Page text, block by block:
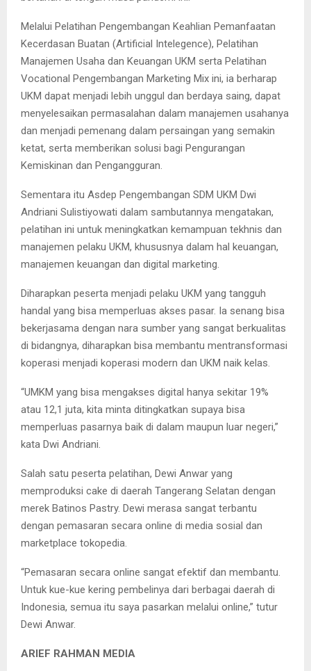
Melalui Pelatihan Pengembangan Keahlian Pemanfaatan
Kecerdasan Buatan (Artificial Intelegence), Pelatihan
Manajemen Usaha dan Keuangan UKM serta Pelatihan
Vocational Pengembangan Marketing Mix ini, ia berharap
UKM dapat menjadi lebih unggul dan berdaya saing, dapat
menyelesaikan permasalahan dalam manajemen usahanya
dan menjadi pemenang dalam persaingan yang semakin
ketat, serta memberikan solusi bagi Pengurangan
Kemiskinan dan Pengangguran.
Sementara itu Asdep Pengembangan SDM UKM Dwi
Andriani Sulistiyowati dalam sambutannya mengatakan,
pelatihan ini untuk meningkatkan kemampuan tekhnis dan
manajemen pelaku UKM, khususnya dalam hal keuangan,
manajemen keuangan dan digital marketing.
Diharapkan peserta menjadi pelaku UKM yang tangguh
handal yang bisa memperluas akses pasar. Ia senang bisa
bekerjasama dengan nara sumber yang sangat berkualitas
di bidangnya, diharapkan bisa membantu mentransformasi
koperasi menjadi koperasi modern dan UKM naik kelas.
“UMKM yang bisa mengakses digital hanya sekitar 19%
atau 12,1 juta, kita minta ditingkatkan supaya bisa
memperluas pasarnya baik di dalam maupun luar negeri,”
kata Dwi Andriani.
Salah satu peserta pelatihan, Dewi Anwar yang
memproduksi cake di daerah Tangerang Selatan dengan
merek Batinos Pastry. Dewi merasa sangat terbantu
dengan pemasaran secara online di media sosial dan
marketplace tokopedia.
“Pemasaran secara online sangat efektif dan membantu.
Untuk kue-kue kering pembelinya dari berbagai daerah di
Indonesia, semua itu saya pasarkan melalui online,” tutur
Dewi Anwar.
ARIEF RAHMAN MEDIA